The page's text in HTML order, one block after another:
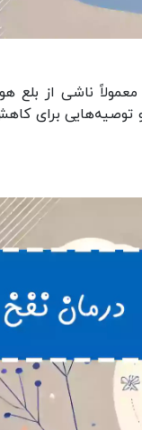
ناشی از بلع هوا،
برای کاهش